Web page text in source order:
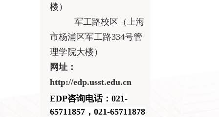
楼）
军工路校区（上海
市杨浦区军工路334号管
理学院大楼）
网址：
http://edp.usst.edu.cn
EDP咨询电话：021-
65711857，021-65711878